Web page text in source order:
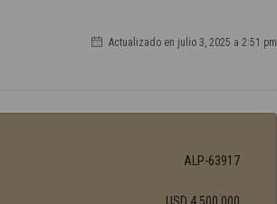
Actualizado en julio 3, 2025 a 2:51 pm
ALP-63917